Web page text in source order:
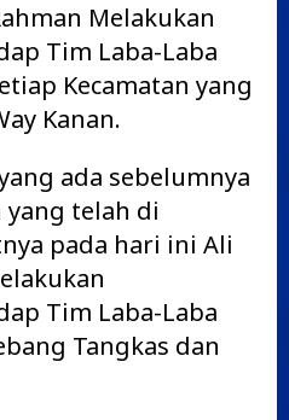
Melakukan
Tim Laba-Laba
Kecamatan yang
Kanan.
ada sebelumnya
yang telah di
pada hari ini Ali
Tim Laba-Laba
Tangkas dan